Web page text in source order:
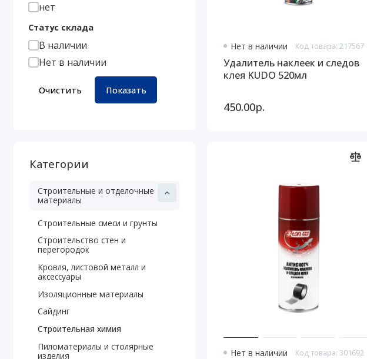
нет
Статус склада
В наличии
Нет в наличии
Очистить Показать
Категории
Строительные и отделочные
материалы
Строительные смеси и грунты
Строительство стен и
перегородок
Кровля, листовой металл и
аксессуары
Изоляционные материалы
Сайдинг
Строительная химия
Пиломатериалы и столярные
изделия
Нет в наличии Код товара: 217567
Удалитель наклеек и следов
клея KUDO 520мл
450.00р.
Нет в наличии Код товара: 301692